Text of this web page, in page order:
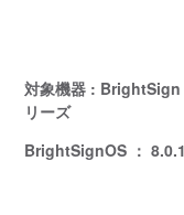
対象機器 : BrightSign
リーズ
BrightSignOS ：